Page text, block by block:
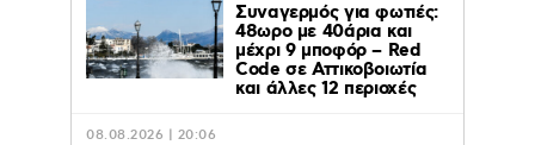
Συναγερμός για φωτιές:
48ωρο με 40άρια και
μέχρι 9 μποφόρ – Red
Code σε Αττικοβοιωτία
και άλλες 12 περιοχές
08.08.2026 | 20:06